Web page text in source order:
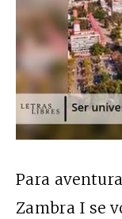
Para
Zambra I se